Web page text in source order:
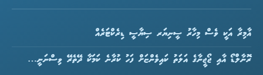
އާމިރާ އަކީ ވެސް މިހާރު ސީނިޔަރ ސިޔާސީ ޑިރެކްޓަރެއް
ރޮނާލްޑޯ އާއި ޖޯޖީނާގެ އަލަތު ކައިވެންޏަށް ފަހު ކުރާނެ ކަމަކާ ދޭތެރޭ ވިސްނަނީ…